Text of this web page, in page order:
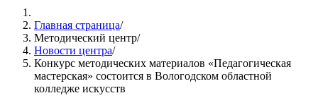
Главная страница/
Методический центр/
Новости центра/
Конкурс методических материалов «Педагогическая
мастерская» состоится в Вологодском областной
колледже искусств